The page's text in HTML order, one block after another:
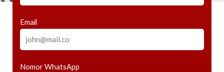
Email
Nomor WhatsApp